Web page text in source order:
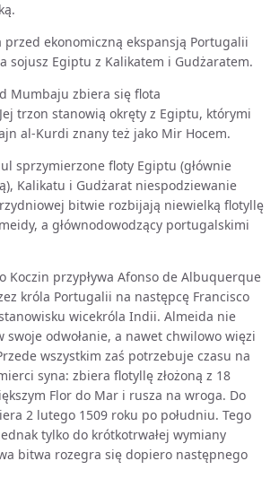
przed ekonomiczną ekspansją Portugalii
sojusz Egiptu z Kalikatem i Gudżaratem.
Mumbaju zbiera się flota
trzon stanowią okręty z Egiptu, którymi
al-Kurdi znany też jako Mir Hocem.
sprzymierzone floty Egiptu (głównie
Kalikatu i Gudżarat niespodziewanie
bitwie rozbijają niewielką flotyllę
a głównodowodzący portugalskimi
Koczin przypływa Afonso de Albuquerque
króla Portugalii na następcę Francisco
wicekróla Indii. Almeida nie
swoje odwołanie, a nawet chwilowo więzi
wszystkim zaś potrzebuje czasu na
syna: zbiera flotyllę złożoną z 18
Flor do Mar i rusza na wroga. Do
2 lutego 1509 roku po południu. Tego
tylko do krótkotrwałej wymiany
bitwa rozegra się dopiero następnego